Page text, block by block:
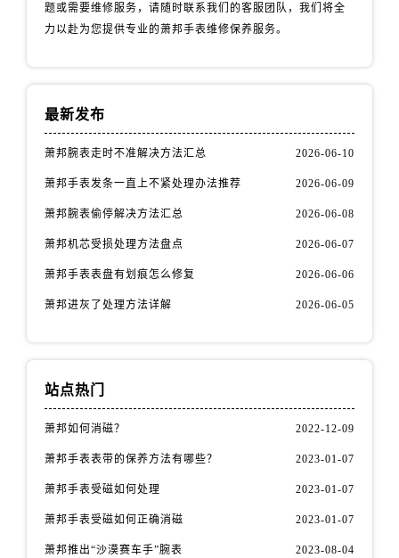
题或需要维修服务，请随时联系我们的客服团队，我们将全
力以赴为您提供专业的萧邦手表维修保养服务。
最新发布
萧邦腕表走时不准解决方法汇总 2026-06-10
萧邦手表发条一直上不紧处理办法推荐 2026-06-09
萧邦腕表偷停解决方法汇总 2026-06-08
萧邦机芯受损处理方法盘点 2026-06-07
萧邦手表表盘有划痕怎么修复 2026-06-06
萧邦进灰了处理方法详解 2026-06-05
站点热门
萧邦如何消磁？ 2022-12-09
萧邦手表表带的保养方法有哪些？ 2023-01-07
萧邦手表受磁如何处理 2023-01-07
萧邦手表受磁如何正确消磁 2023-01-07
萧邦推出“沙漠赛车手”腕表 2023-08-04